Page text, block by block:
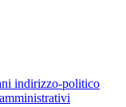
indirizzo-politico